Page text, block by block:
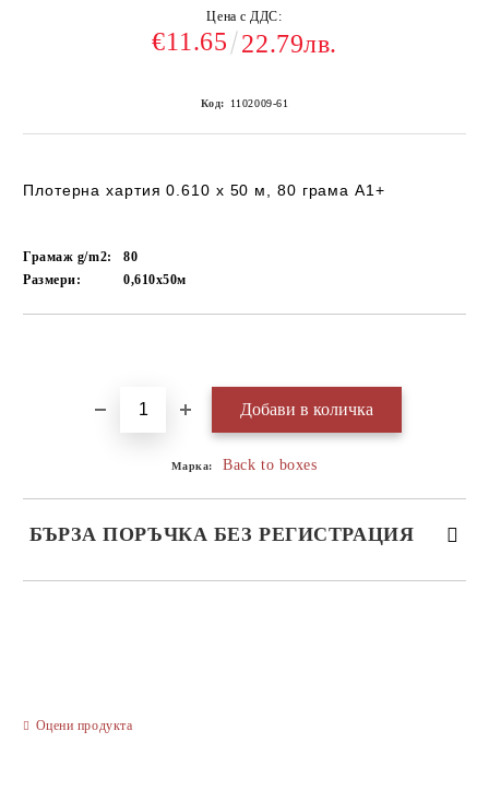
Цена с ДДС:
€11.65 22.79лв.
Код: 1102009-61
Плотерна хартия 0.610 х 50 м, 80 грама А1+
Грамаж g/m2:
80
Размери:
0,610х50м
Марка: Back to boxes
БЪРЗА ПОРЪЧКА БЕЗ РЕГИСТРАЦИЯ
Оцени продукта